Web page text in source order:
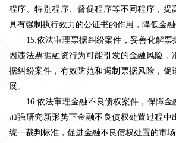
程序、特别程序、督促程序等不同程序，提
具有强制执行效力的公证书的作用，降低金融
15.依法审理票据纠纷案件，妥善化解
因违法票据融资行为可能引发的金融风险，
据纠纷案件，有效防范和遏制票据风险，促
展。
16.依法审理金融不良债权案件，保障金
加强研究新形势下金融不良债权处置过程中
统一裁判标准，促进金融不良债权处置的市场